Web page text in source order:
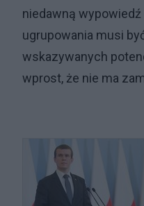
niedawną wypowiedź
ugrupowania musi
wskazywanych
wprost, że nie ma